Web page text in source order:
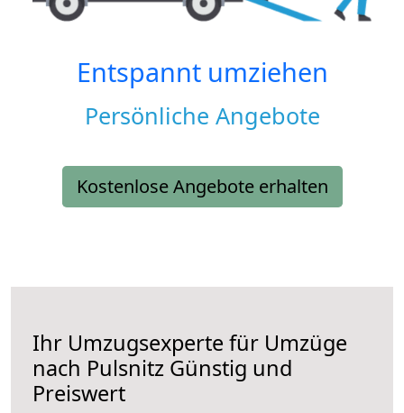
Entspannt umziehen
Persönliche Angebote
Kostenlose Angebote erhalten
Ihr Umzugsexperte für Umzüge
nach Pulsnitz Günstig und
Preiswert